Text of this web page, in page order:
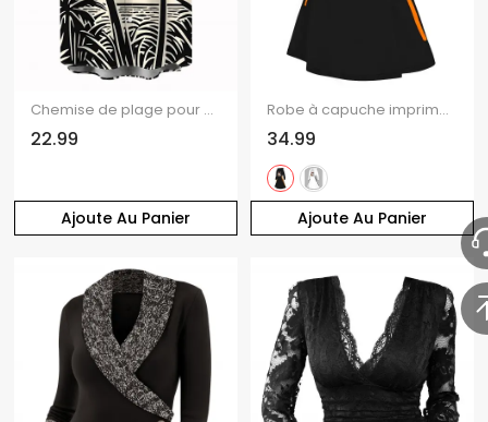
Ajoute Au Panier
Chemise de plage pour homme, imprimé cocotier, boutonnée, style vacances
22.99
Ajoute Au Panier
Robe à capuche imprimée citrouille fantôme d'Halloween, mini-robe à lacets et cordons de serrage
34.99